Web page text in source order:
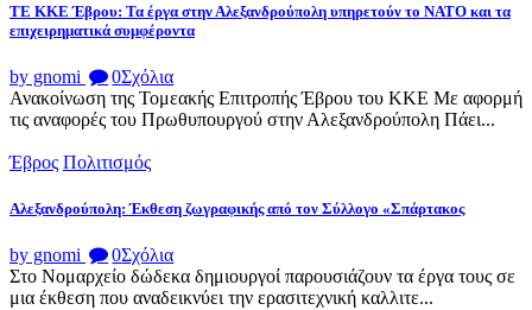
ΤΕ ΚΚΕ Έβρου: Τα έργα στην Αλεξανδρούπολη υπηρετούν το ΝΑΤΟ και τα
επιχειρηματικά συμφέροντα
by gnomi 0Σχόλια
Ανακοίνωση της Τομεακής Επιτροπής Έβρου του ΚΚΕ Με αφορμή
τις αναφορές του Πρωθυπουργού στην Αλεξανδρούπολη Πάει...
Έβρος Πολιτισμός
Αλεξανδρούπολη: Έκθεση ζωγραφικής από τον Σύλλογο «Σπάρτακος
by gnomi 0Σχόλια
Στο Νομαρχείο δώδεκα δημιουργοί παρουσιάζουν τα έργα τους σε
μια έκθεση που αναδεικνύει την ερασιτεχνική καλλιτε...